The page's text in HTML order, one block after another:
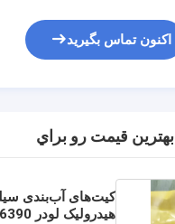
اکنون تماس بگیرید
بهترين قيمت رو براي
کیت‌های آب‌بندی